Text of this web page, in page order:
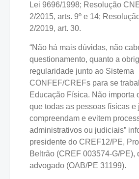
Lei 9696/1998; Resolução
2/2015, arts. 9º e 14;
2/2019, art. 30.
“Não há mais dúvidas, não
questionamento, quanto a
regularidade junto ao Sistema
CONFEF/CREFs para se
Educação Física. Não importa
que todas as pessoas físicas e
compreendam e evitem
administrativos ou judiciais”
presidente do CREF12/PE,
Beltrão (CREF 003574-G/PE),
advogado (OAB/PE 31199).